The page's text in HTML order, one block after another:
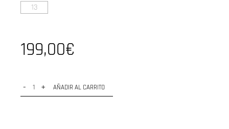
13
199,00€
- + AÑADIR AL CARRITO